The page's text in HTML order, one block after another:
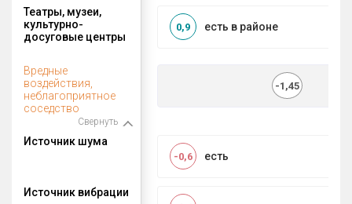
Театры, музеи,
культурно-
досуговые центры
есть в районе
0,9
Вредные
воздействия,
неблагоприятное
соседство
Свернуть
-1,45
Источник шума
есть
-0,6
Источник вибрации